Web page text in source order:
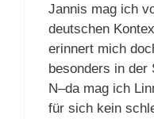
Jannis mag ich
deutschen
erinnert mich
besonders in der
N–da mag ich
für sich kein